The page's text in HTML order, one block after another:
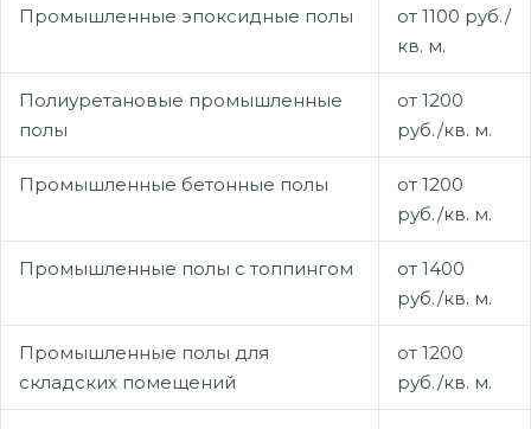
Промышленные эпоксидные полы
от 1100 руб./
кв. м.
Полиуретановые промышленные
полы
от 1200
руб./кв. м.
Промышленные бетонные полы
от 1200
руб./кв. м.
Промышленные полы с топпингом
от 1400
руб./кв. м.
Промышленные полы для
складских помещений
от 1200
руб./кв. м.